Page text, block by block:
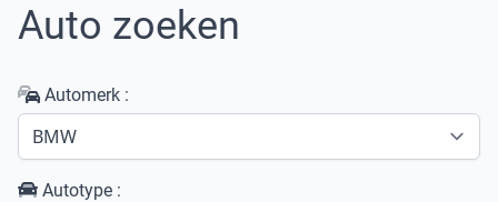
Auto zoeken
Automerk :
Autotype :